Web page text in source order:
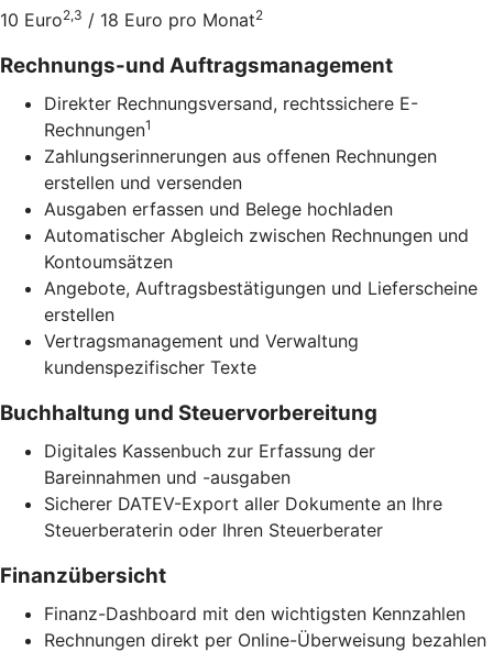
10 Euro2,3 / 18 Euro pro Monat2
Rechnungs-und Auftragsmanagement
Direkter Rechnungsversand, rechtssichere E-
Rechnungen1
Zahlungserinnerungen aus offenen Rechnungen
erstellen und versenden
Ausgaben erfassen und Belege hochladen
Automatischer Abgleich zwischen Rechnungen und
Kontoumsätzen
Angebote, Auftragsbestätigungen und Lieferscheine
erstellen
Vertragsmanagement und Verwaltung
kundenspezifischer Texte
Buchhaltung und Steuervorbereitung
Digitales Kassenbuch zur Erfassung der
Bareinnahmen und -ausgaben
Sicherer DATEV-Export aller Dokumente an Ihre
Steuerberaterin oder Ihren Steuerberater
Finanzübersicht
Finanz-Dashboard mit den wichtigsten Kennzahlen
Rechnungen direkt per Online-Überweisung bezahlen